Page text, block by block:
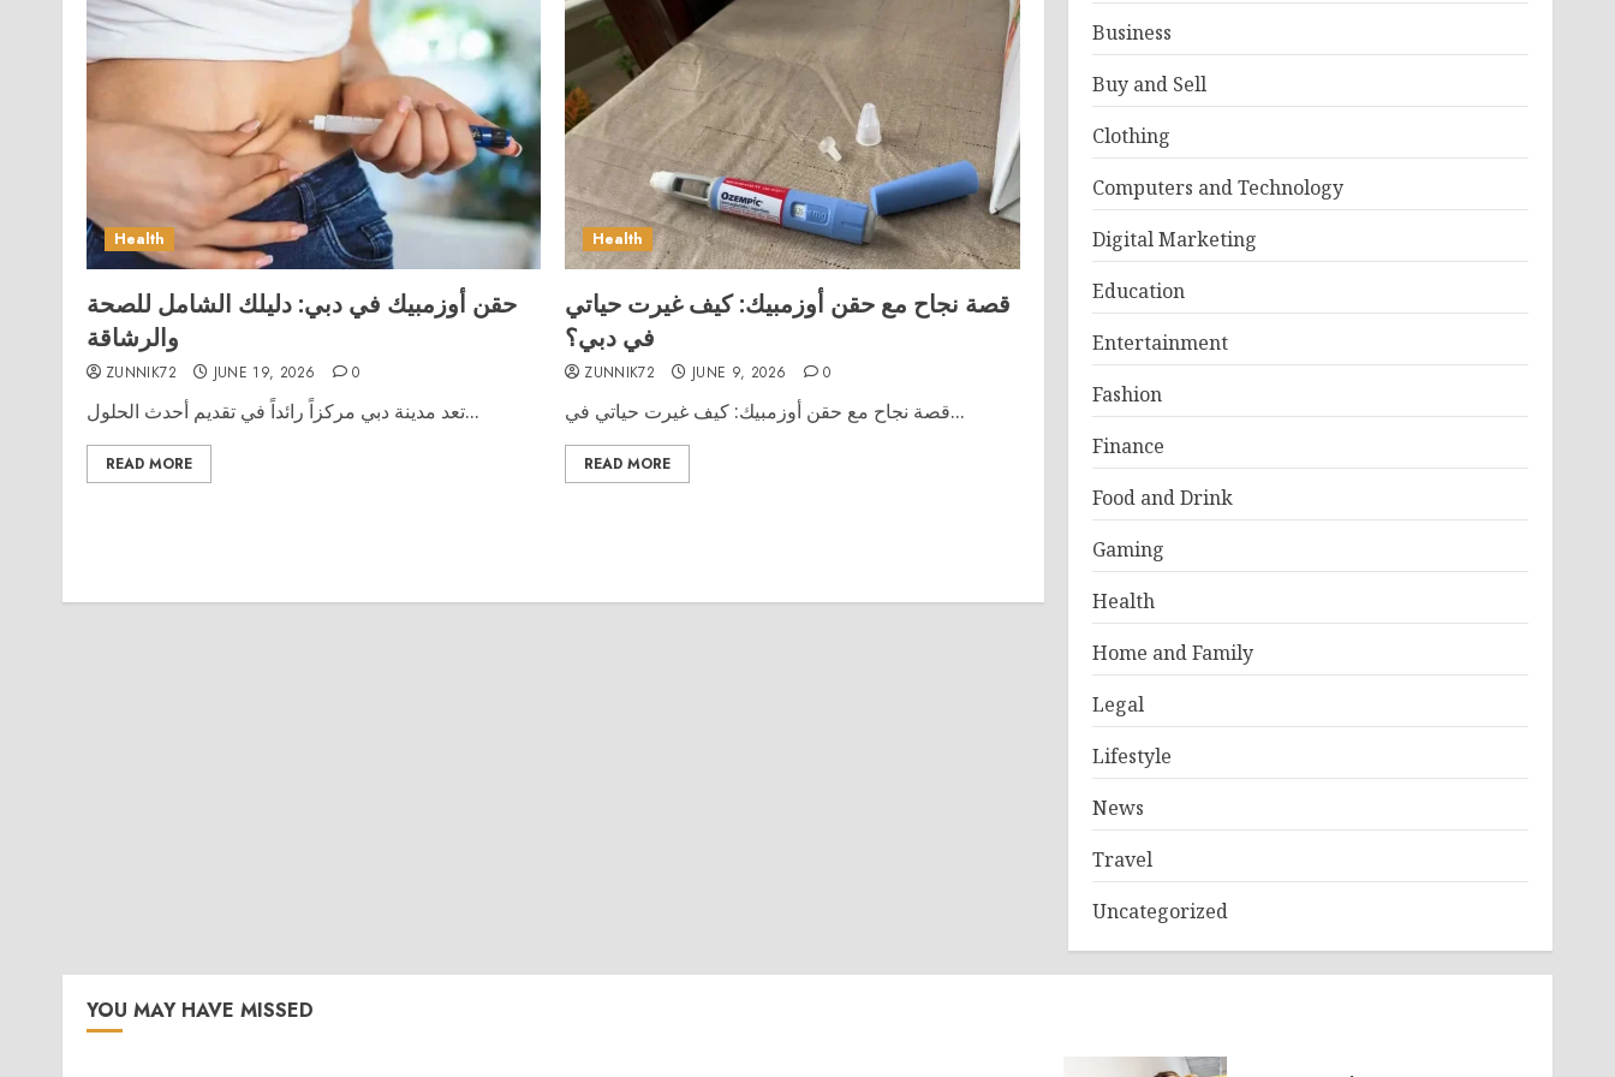
Health
حقن أوزمبيك في دبي: دليلك الشامل للصحة
والرشاقة
ZUNNIK72 JUNE 19, 2026 0
تعد مدينة دبي مركزاً رائداً في تقديم أحدث الحلول...
READ MORE
Health
قصة نجاح مع حقن أوزمبيك: كيف غيرت حياتي
في دبي؟
ZUNNIK72 JUNE 9, 2026 0
قصة نجاح مع حقن أوزمبيك: كيف غيرت حياتي في...
READ MORE
Business
Buy and Sell
Clothing
Computers and Technology
Digital Marketing
Education
Entertainment
Fashion
Finance
Food and Drink
Gaming
Health
Home and Family
Legal
Lifestyle
News
Travel
Uncategorized
YOU MAY HAVE MISSED